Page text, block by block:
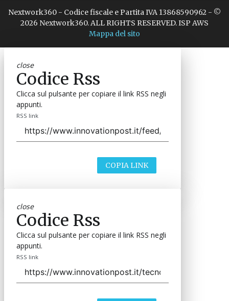
Nextwork360 - Codice fiscale e Partita IVA 13868590962 - ©
2026 Nextwork360. ALL RIGHTS RESERVED. ISP AWS
Mappa del sito
close
Codice Rss
Clicca sul pulsante per copiare il link RSS negli
appunti.
RSS link
COPIA LINK
close
Codice Rss
Clicca sul pulsante per copiare il link RSS negli
appunti.
RSS link